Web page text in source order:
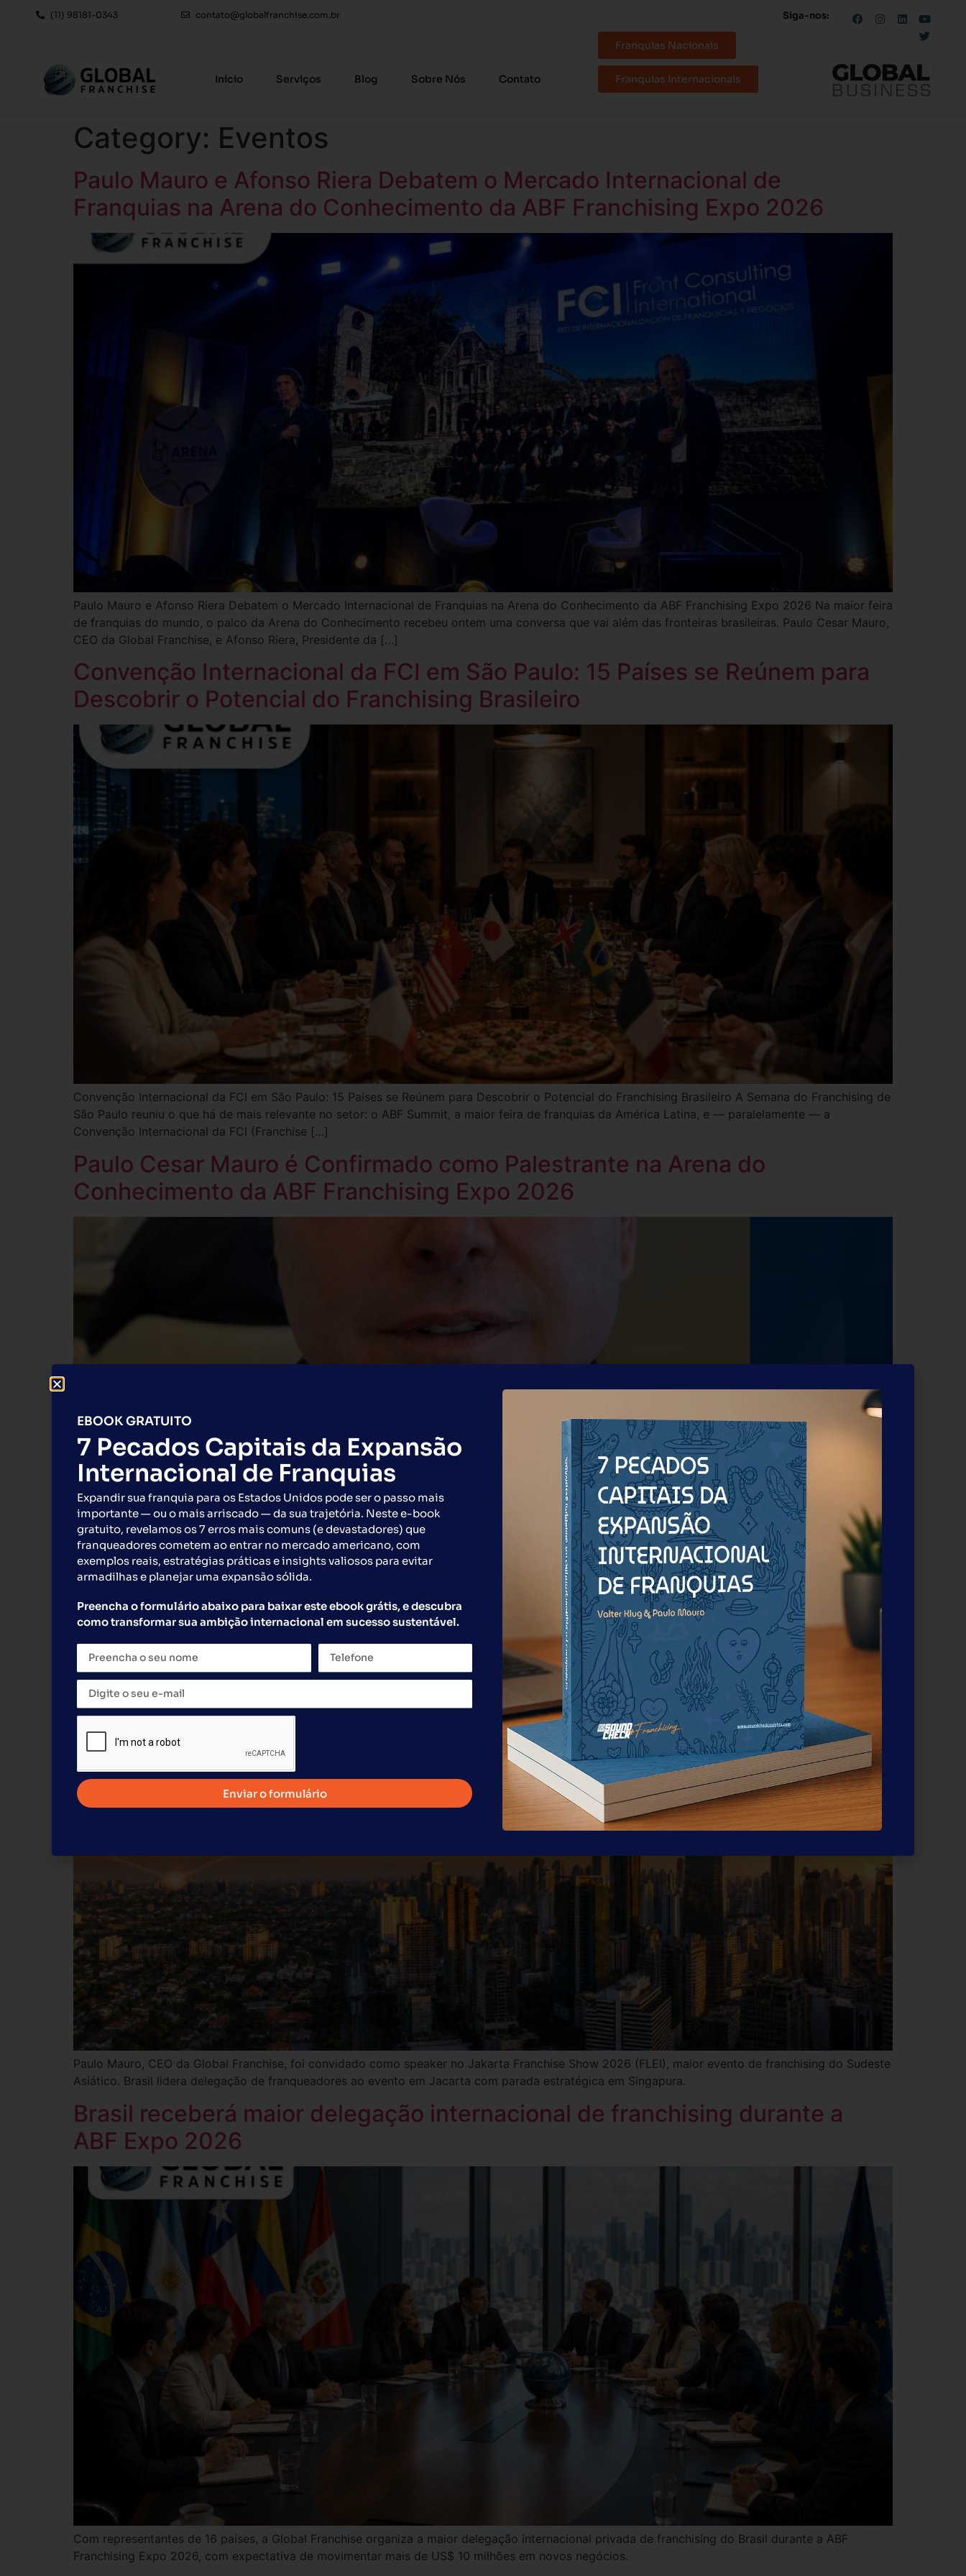
(11) 98181-0343 contato@globalfranchise.com.br Siga-nos:
Início Serviços Blog Sobre Nós Contato
Franquias Nacionais
Franquias Internacionais
Category: Eventos
Paulo Mauro e Afonso Riera Debatem o Mercado Internacional de
Franquias na Arena do Conhecimento da ABF Franchising Expo 2026
Paulo Mauro e Afonso Riera Debatem o Mercado Internacional de Franquias na Arena do Conhecimento da ABF Franchising Expo 2026 Na maior feira
de franquias do mundo, o palco da Arena do Conhecimento recebeu ontem uma conversa que vai além das fronteiras brasileiras. Paulo Cesar Mauro,
CEO da Global Franchise, e Afonso Riera, Presidente da […]
Convenção Internacional da FCI em São Paulo: 15 Países se Reúnem para
Descobrir o Potencial do Franchising Brasileiro
Convenção Internacional da FCI em São Paulo: 15 Países se Reúnem para Descobrir o Potencial do Franchising Brasileiro A Semana do Franchising de
São Paulo reuniu o que há de mais relevante no setor: o ABF Summit, a maior feira de franquias da América Latina, e — paralelamente — a
Convenção Internacional da FCI (Franchise […]
Paulo Cesar Mauro é Confirmado como Palestrante na Arena do
Conhecimento da ABF Franchising Expo 2026
Paulo Cesar Mauro, CEO da Global Franchise, é confirmado como palestrante na Arena do Conhecimento da ABF Franchising Expo 2026 — a maior
feira de franquias do mundo. De 24 a 27 de junho no Expo Center Norte, São Paulo.
Paulo Mauro, CEO da Global Franchise, é Convidado como Speaker no
Jakarta Franchise Show 2026
Paulo Mauro, CEO da Global Franchise, foi convidado como speaker no Jakarta Franchise Show 2026 (FLEI), maior evento de franchising do Sudeste
Asiático. Brasil lidera delegação de franqueadores ao evento em Jacarta com parada estratégica em Singapura.
Brasil receberá maior delegação internacional de franchising durante a
ABF Expo 2026
Com representantes de 16 países, a Global Franchise organiza a maior delegação internacional privada de franchising do Brasil durante a ABF
Franchising Expo 2026, com expectativa de movimentar mais de US$ 10 milhões em novos negócios.
EBOOK GRATUITO
7 Pecados Capitais da Expansão
Internacional de Franquias
Expandir sua franquia para os Estados Unidos pode ser o passo mais
importante — ou o mais arriscado — da sua trajetória. Neste e-book
gratuito, revelamos os 7 erros mais comuns (e devastadores) que
franqueadores cometem ao entrar no mercado americano, com
exemplos reais, estratégias práticas e insights valiosos para evitar
armadilhas e planejar uma expansão sólida.
Preencha o formulário abaixo para baixar este ebook grátis, e descubra
como transformar sua ambição internacional em sucesso sustentável.
Enviar o formulário